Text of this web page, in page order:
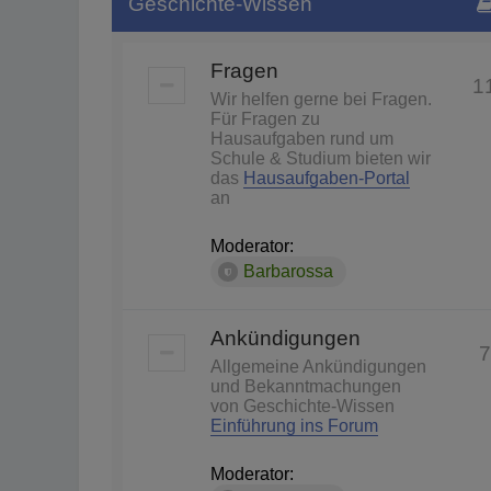
Fragen
Wir helfen gerne bei Fragen.
Für Fragen zu
Hausaufgaben rund um
Schule & Studium bieten wir
das Hausaufgaben-Portal
an
Moderator:
Barbarossa
Ankündigungen
Allgemeine Ankündigungen
und Bekanntmachungen
von Geschichte-Wissen
Einführung ins Forum
Moderator: